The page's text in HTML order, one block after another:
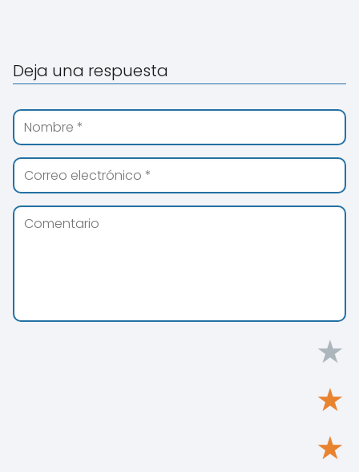
Deja una respuesta
★
★
★